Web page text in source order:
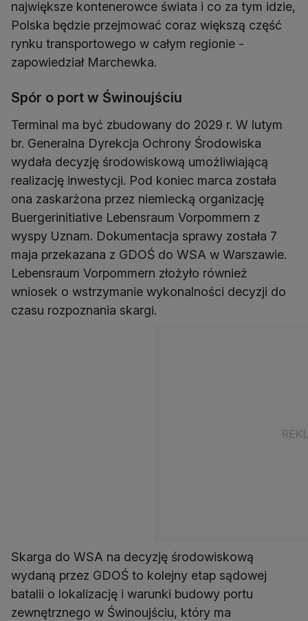
największe kontenerowce świata i co za tym idzie,
Polska będzie przejmować coraz większą część
rynku transportowego w całym regionie -
zapowiedział Marchewka.
Spór o port w Świnoujściu
Terminal ma być zbudowany do 2029 r. W lutym
br. Generalna Dyrekcja Ochrony Środowiska
wydała decyzję środowiskową umożliwiającą
realizację inwestycji. Pod koniec marca została
ona zaskarżona przez niemiecką organizację
Buergerinitiative Lebensraum Vorpommern z
wyspy Uznam. Dokumentacja sprawy została 7
maja przekazana z GDOŚ do WSA w Warszawie.
Lebensraum Vorpommern złożyło również
wniosek o wstrzymanie wykonalności decyzji do
czasu rozpoznania skargi.
Skarga do WSA na decyzję środowiskową
wydaną przez GDOŚ to kolejny etap sądowej
batalii o lokalizację i warunki budowy portu
zewnętrznego w Świnoujściu, który ma